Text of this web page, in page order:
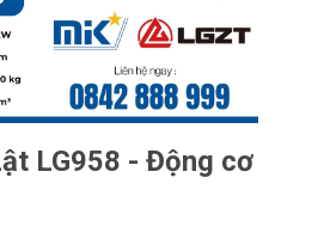
LG958 - Động cơ